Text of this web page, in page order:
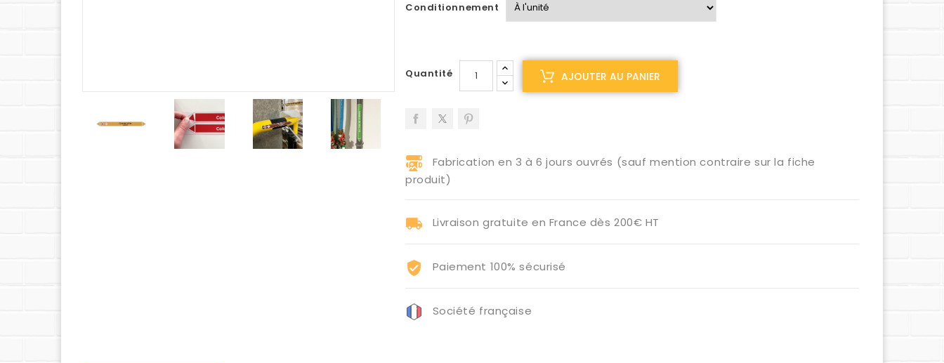
Conditionnement
Quantité AJOUTER AU PANIER
Fabrication en 3 à 6 jours ouvrés (sauf mention contraire sur la fiche
produit)
Livraison gratuite en France dès 200€ HT
Paiement 100% sécurisé
Société française